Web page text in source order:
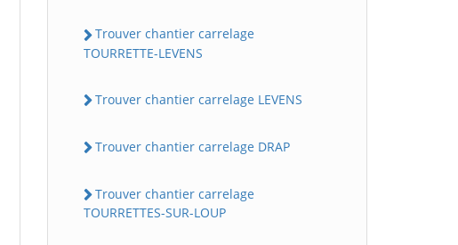
Trouver chantier carrelage
TOURRETTE-LEVENS
Trouver chantier carrelage LEVENS
Trouver chantier carrelage DRAP
Trouver chantier carrelage
TOURRETTES-SUR-LOUP